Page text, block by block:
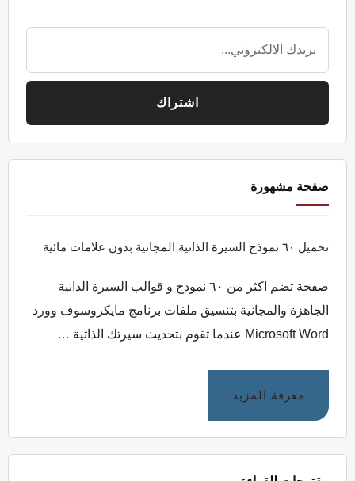
صفحة مشهورة
تحميل ٦٠ نموذج السيرة الذاتية المجانية بدون علامات مائية
صفحة تضم اكثر من ٦٠ نموذج و قوالب السيرة الذانية
الجاهزة والمجانية بتنسيق ملفات برنامج مايكروسوف وورد
Microsoft Word عندما تقوم بتحديث سيرتك الذاتية …
معرفة المزيد
السيرة